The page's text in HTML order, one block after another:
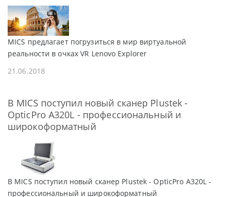
MICS предлагает погрузиться в мир виртуальной
реальности в очках VR Lenovo Explorer
21.06.2018
В MICS поступил новый сканер Plustek -
OpticPro A320L - профессиональный и
широкоформатный
В MICS поступил новый сканер Plustek - OpticPro A320L -
профессиональный и широкоформатный